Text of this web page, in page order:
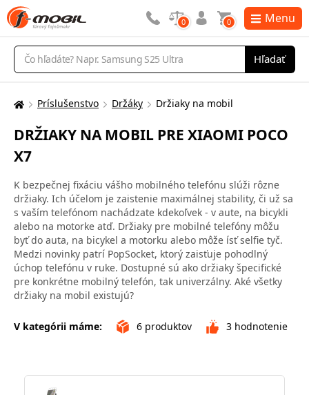
Vyhľadávanie
Hľadať
0 0 Menu
Tu
nachádzate:
Príslušenstvo Držáky Držiaky na mobil
DRŽIAKY NA MOBIL PRE XIAOMI POCO
X7
K bezpečnej fixáciu vášho mobilného telefónu slúži rôzne
držiaky. Ich účelom je zaistenie maximálnej stability, či už sa
s vaším telefónom nachádzate kdekoľvek - v aute, na bicykli
alebo na motorke atď. Držiaky pre mobilné telefóny môžu
byť do auta, na bicykel a motorku alebo môže ísť selfie tyč.
Medzi novinky patrí PopSocket, ktorý zaisťuje pohodlný
úchop telefónu v ruke. Dostupné sú ako držiaky špecifické
pre konkrétne mobilný telefón, tak univerzálny. Aké všetky
držiaky na mobil existujú?
V kategórii máme: 6 produktov 3 hodnotenie